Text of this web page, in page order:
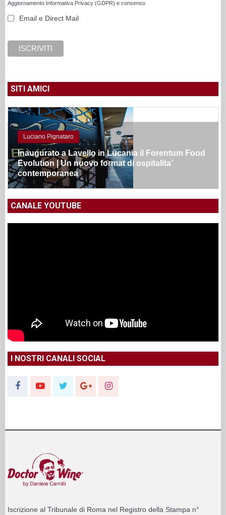
Aggiornamento Informativa Privacy (GDPR) e consenso
Email e Direct Mail
SITI AMICI
Luciano Pignataro
Inaugurato a Lavello in Lucania il Forentum Food
Evolution | Un nuovo format di ospitalita’
contemporanea
CANALE YOUTUBE
I NOSTRI CANALI SOCIAL
Iscrizione al Tribunale di Roma nel Registro della Stampa n°